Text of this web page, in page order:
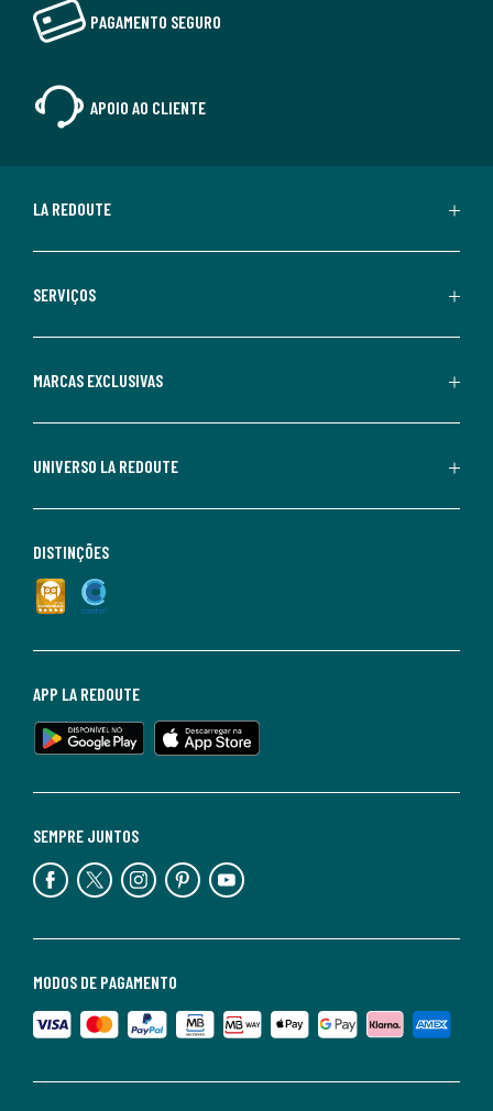
PAGAMENTO SEGURO
APOIO AO CLIENTE
LA REDOUTE
SERVIÇOS
MARCAS EXCLUSIVAS
UNIVERSO LA REDOUTE
MODOS DE PAGAMENTO
SEMPRE JUNTOS
APP LA REDOUTE
DISTINÇÕES